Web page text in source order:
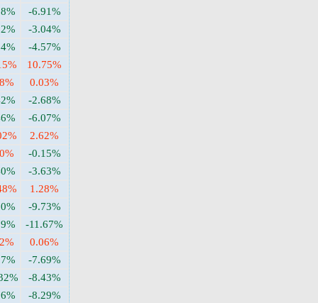
-6.91%
-3.04%
-4.57%
10.75%
0.03%
-2.68%
-6.07%
2.62%
-0.15%
-3.63%
1.28%
-9.73%
-11.67%
0.06%
-7.69%
-8.43%
-8.29%